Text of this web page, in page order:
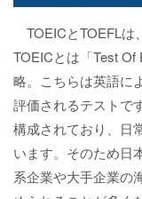
TOEICとTOEFLは
TOEICとは「Test Of
略。こちらは英語に
評価されるテストで
構成されており、日
います。そのため日
系企業や大手企業の